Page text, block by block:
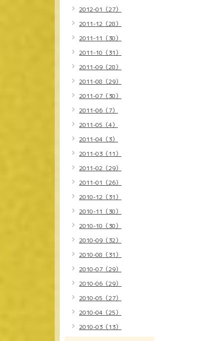
2012-01（27）
2011-12（28）
2011-11（30）
2011-10（31）
2011-09（28）
2011-08（29）
2011-07（30）
2011-06（7）
2011-05（4）
2011-04（3）
2011-03（11）
2011-02（29）
2011-01（26）
2010-12（31）
2010-11（30）
2010-10（30）
2010-09（32）
2010-08（31）
2010-07（29）
2010-06（29）
2010-05（27）
2010-04（25）
2010-03（13）